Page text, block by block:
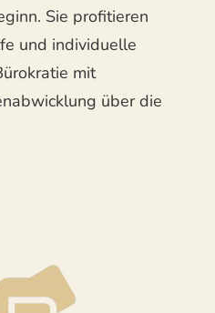
Sie profitieren
und individuelle
mit
über die